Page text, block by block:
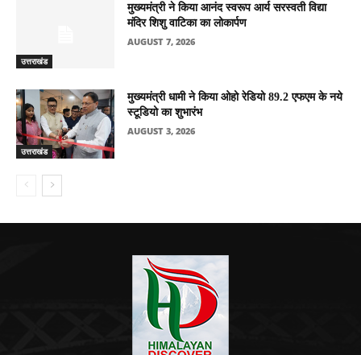
उत्तराखंड
मुख्यमंत्री ने किया आनंद स्वरूप आर्य सरस्वती विद्या
मंदिर शिशु वाटिका का लोकार्पण
AUGUST 7, 2026
उत्तराखंड
मुख्यमंत्री धामी ने किया ओहो रेडियो 89.2 एफएम के नये
स्टूडियो का शुभारंभ
AUGUST 3, 2026